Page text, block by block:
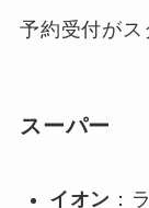
予約受付がス
スーパー
イオン ：